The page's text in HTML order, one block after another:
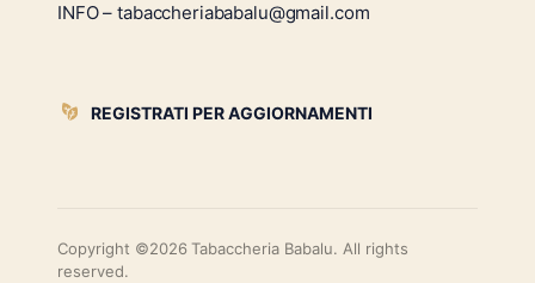
INFO – tabaccheriababalu@gmail.com
REGISTRATI PER AGGIORNAMENTI
Copyright ©2026 Tabaccheria Babalu. All rights
reserved.